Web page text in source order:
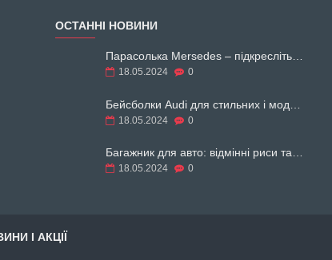
ОСТАННІ НОВИНИ
Парасолька Mersedes – підкресліть свій образ
18.05.2024 0
18.05.2024 0
18.05.2024 0
І АКЦІЇ